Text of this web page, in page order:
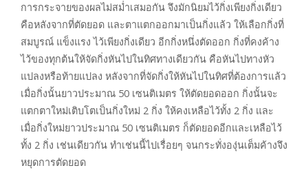
การกระจายของผลไม่สม่ำเสมอกัน จึงมักนิยมไว้กิ่งเพียงกิ่งเดียว
คือหลังจากที่ตัดยอด และตาแตกออกมาเป็นกิ่งแล้ว ให้เลือกกิ่งที่
สมบูรณ์ แข็งแรง ไว้เพียงกิ่งเดียว อีกกิ่งหนึ่งตัดออก กิ่งที่คงค้าง
ไว้ของทุกต้นให้จัดกิ่งหันไปในทิศทางเดียวกัน คือหันไปทางหัว
แปลงหรือท้ายแปลง หลังจากที่จัดกิ่งให้หันไปในทิศที่ต้องการแล้ว
เมื่อกิ่งนั้นยาวประมาณ 50 เซนติเมตร ให้ตัดยอดออก กิ่งนั้นจะ
แตกตาใหม่เติบโตเป็นกิ่งใหม่ 2 กิ่ง ให้คงเหลือไว้ทั้ง 2 กิ่ง และ
เมื่อกิ่งใหม่ยาวประมาณ 50 เซนติเมตร ก็ตัดยอดอีกและเหลือไว้
ทั้ง 2 กิ่ง เช่นเดียวกัน ทำเช่นนี้ไปเรื่อยๆ จนกระทั่งองุ่นเต็มค้างจึง
หยุดการตัดยอด